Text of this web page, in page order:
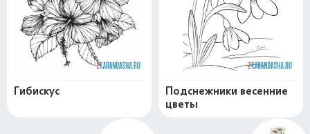
Гибискус
Подснежники весенние
цветы